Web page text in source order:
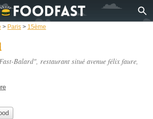
> Paris > 15ème
Balard", restaurant situé avenue félix faure,